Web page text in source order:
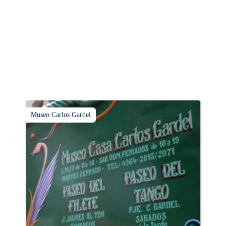
Museo Carlos Gardel